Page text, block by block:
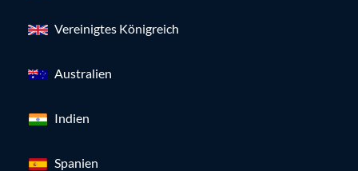
Vereinigtes Königreich
Australien
Indien
Spanien